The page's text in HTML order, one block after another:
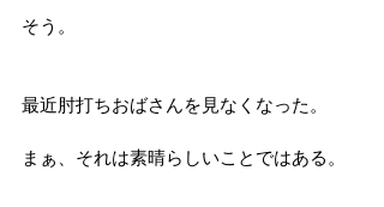
そう。
最近肘打ちおばさんを見なくなった。
まぁ、それは素晴らしいことではある。